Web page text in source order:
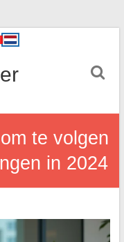
te volgen
in 2024